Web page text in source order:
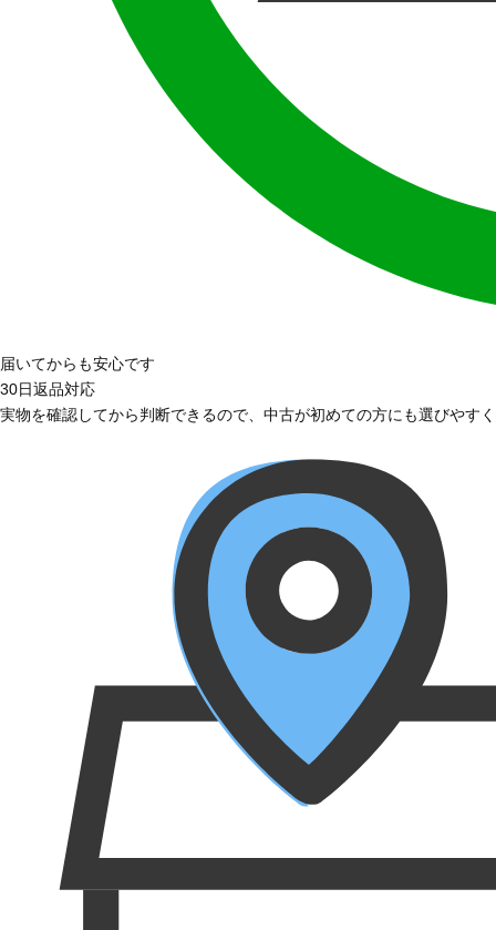
届いてからも安心です
30日返品対応
実物を確認してから判断できるので、中古が初めての方にも選びやす